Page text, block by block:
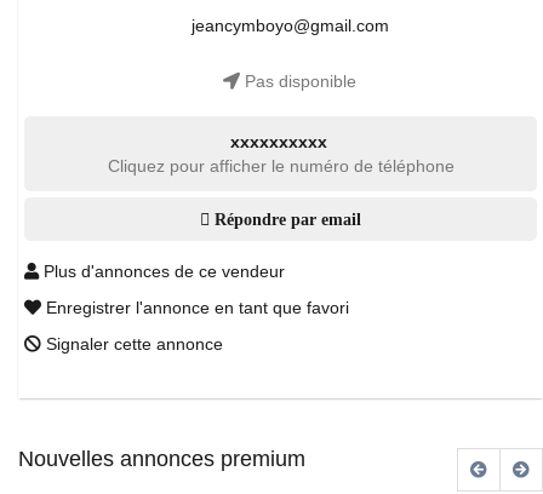
jeancymboyo@gmail.com
Pas disponible
xxxxxxxxxx
Cliquez pour afficher le numéro de téléphone
Répondre par email
Plus d'annonces de ce vendeur
Enregistrer l'annonce en tant que favori
Signaler cette annonce
Nouvelles annonces premium